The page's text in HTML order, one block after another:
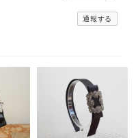
通報する